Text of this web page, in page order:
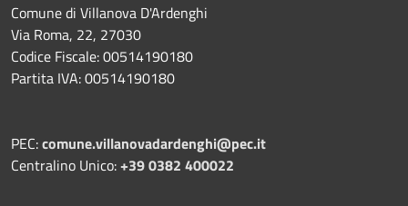
Comune di Villanova D'Ardenghi
Via Roma, 22, 27030
Codice Fiscale: 00514190180
Partita IVA: 00514190180
PEC:comune.villanovadardenghi@pec.it
Centralino Unico:+39 0382 400022